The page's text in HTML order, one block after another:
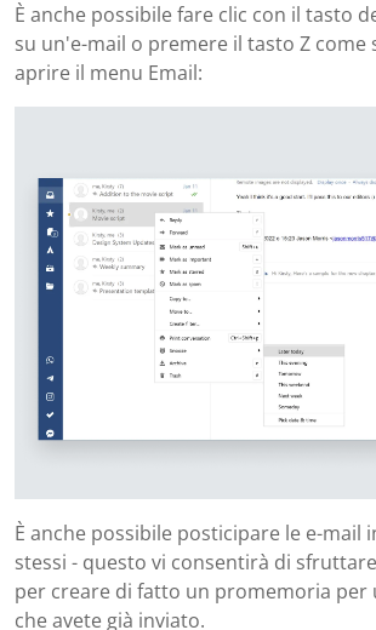
È anche possibile fare clic con il tasto
su un'e-mail o premere il tasto Z come
aprire il menu Email:
È anche possibile posticipare le e-mail
stessi - questo vi consentirà di
per creare di fatto un promemoria per
che avete già inviato.